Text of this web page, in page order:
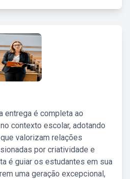
entrega é completa ao
contexto escolar, adotando
valorizam relações
por criatividade e
é guiar os estudantes em sua
uma geração excepcional,